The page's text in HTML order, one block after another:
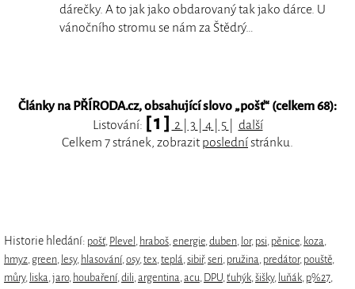
dárečky. A to jak jako obdarovaný tak jako dárce. U
vánočního stromu se nám za Štědrý…
Články na PŘÍRODA.cz, obsahující slovo „pošť“ (celkem 68):
Listování: [ 1 ] 2 3 4 5
další
Celkem 7 stránek, zobrazitposlednístránku.
Historie hledání: pošť, Plevel , hraboš,energie,duben, lor, psi, pěnice, koza,
hmyz, green, lesy, hlasování,osy,tex,teplá,sibiř,seri, pružina, predátor, pouště,
můry, liska,jaro, houbaření,dili,argentina,acu, DPU,ťuhýk,šišky, luňák, p%27,